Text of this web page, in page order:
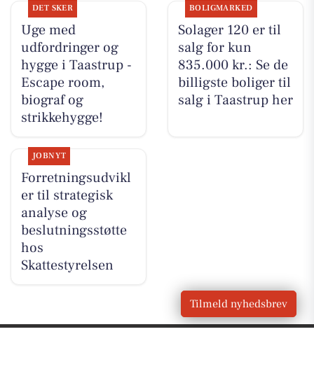
DET SKER
Uge med
udfordringer og
hygge i Taastrup -
Escape room,
biograf og
strikkehygge!
BOLIGMARKED
Solager 120 er til
salg for kun
835.000 kr.: Se de
billigste boliger til
salg i Taastrup her
JOBNYT
Forretningsudvikl
er til strategisk
analyse og
beslutningsstøtte
hos
Skattestyrelsen
Tilmeld nyhedsbrev